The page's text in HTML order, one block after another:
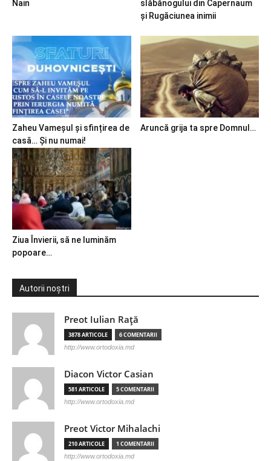
Nain
slăbănogului din Capernaum
și Rugăciunea inimii
Zaheu Vameșul și sfințirea de
casă… Și nu numai!
Aruncă grija ta spre Domnul…
Ziua Învierii, să ne luminăm
popoare…
Autorii noștri
Preot Iulian Raţă
3878 ARTICOLE 6 COMENTARII
http://www.ortodoxia.md
Diacon Victor Casian
581 ARTICOLE 5 COMENTARII
http://www.ortodoxia.md
Preot Victor Mihalachi
210 ARTICOLE 1 COMENTARII
http://www.ortodoxia.md